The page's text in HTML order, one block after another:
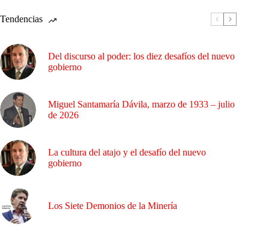
Tendencias
Del discurso al poder: los diez desafíos del nuevo
gobierno
Miguel Santamaría Dávila, marzo de 1933 – julio
de 2026
La cultura del atajo y el desafío del nuevo
gobierno
Los Siete Demonios de la Minería